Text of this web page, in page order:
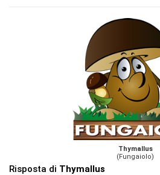
Thymallus
(Fungaiolo)
Risposta di Thymallus